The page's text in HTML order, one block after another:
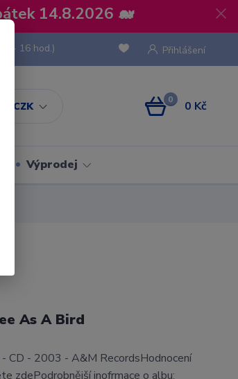
14.8.2026 🐋
CZK
Přihlášení
8 - 16 hod.)
0 0 Kč
Výprodej
As A Bird
CD - 2003 - A&M RecordsHodnocení
zdePodrobnější inofrmace o albu: